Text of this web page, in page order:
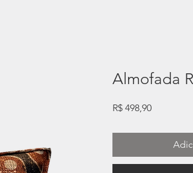
Almofada
R$ 498,90Preço